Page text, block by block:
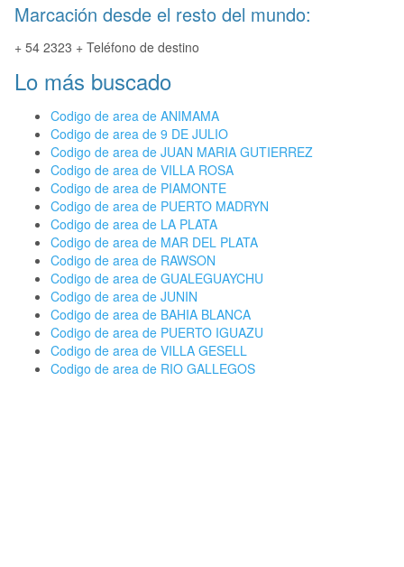
Marcación desde el resto del mundo:
+ 54 2323 + Teléfono de destino
Lo más buscado
Codigo de area de ANIMAMA
Codigo de area de 9 DE JULIO
Codigo de area de JUAN MARIA GUTIERREZ
Codigo de area de VILLA ROSA
Codigo de area de PIAMONTE
Codigo de area de PUERTO MADRYN
Codigo de area de LA PLATA
Codigo de area de MAR DEL PLATA
Codigo de area de RAWSON
Codigo de area de GUALEGUAYCHU
Codigo de area de JUNIN
Codigo de area de BAHIA BLANCA
Codigo de area de PUERTO IGUAZU
Codigo de area de VILLA GESELL
Codigo de area de RIO GALLEGOS